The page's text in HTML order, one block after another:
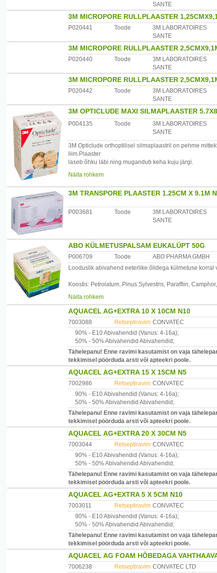
SANTE
3M MICROPORE RULLPLAASTER
P020441 Toode
3M LABORATOIRES
SANTE
3M MICROPORE RULLPLAASTER
P020440 Toode
3M LABORATOIRES
SANTE
3M MICROPORE RULLPLAASTER
P020442 Toode
3M LABORATOIRES
SANTE
3M OPTICLUDE MAXI SILMAPLAASTER
P004135 Toode
3M LABORATOIRES
SANTE
3M Opticlude orthoptilisel silmaplaastril on pehme
liim.Plaaster
laseb õhku läbi ning mugandub keha kuju järgi.
Ettevaatusabinõud:3M Opticlude orthoptilise
seda ei saa
kasutada eesmärgipäraselt.
Päritolumaa:Poola
Maaletooja:3M Branch Office, Mustamäe tee 4, Tallinn,
Näita rohkem
3M TRANSPORE PLAASTER 1.25CM X 9.1M
P003681 Toode
3M LABORATOIRES
SANTE
ABO KÜLMETUSPALSAM EUKALÜPT 50G
P006709 Toode
ABO PHARMA GMBH
Looduslik abivahend eeterlike õlidega külmetuse korral
Koostis: Petrolatum, Pinus Sylvestris, Paraffiin,
Kasutamine: Täiskasvanutel ja noorukitel alates
palsamit (pähklisuurune hulk) rinnale ja seljale.
Kui 4-5 päeva kasutamise järel enesetunne ei parane,
Hoiatused: Mitte kasutada imikutele,väikelastele ja
kahjustatud nahale;astma ja läkaköha korral.
Vältida sattumist silma ja limaskestadele!Ninal ja
bronhiaalspasmid võivad tugevneda.Kõrvaltoimete
kasutamiskõlblik 2 kuud.
Tootjamaa: Saksamaa
Maaletooja: AS Paira , Pae 8, Tallinn
Näita rohkem
AQUACEL AG+EXTRA 10 X 10CM N10
7003088 Retseptiravim CONVATEC
90% - E10Abivahendid (Vanus: 4-16a);
50% - 50% Abivahendid Abivahendid ;
Tähelepanu! Enne ravimi kasutamist on vaja
tekkimisel pöörduda arsti või apteekri poole.
AQUACEL AG+EXTRA 15 X 15CM N5
7002986 Retseptiravim CONVATEC
90% - E10Abivahendid (Vanus: 4-16a);
50% - 50% Abivahendid Abivahendid ;
Tähelepanu! Enne ravimi kasutamist on vaja
tekkimisel pöörduda arsti või apteekri poole.
AQUACEL AG+EXTRA 20 X 30CM N5
7003044 Retseptiravim CONVATEC
90% - E10Abivahendid (Vanus: 4-16a);
50% - 50% Abivahendid Abivahendid ;
Tähelepanu! Enne ravimi kasutamist on vaja
tekkimisel pöörduda arsti või apteekri poole.
AQUACEL AG+EXTRA 5 X 5CM N10
7003011 Retseptiravim CONVATEC
90% - E10Abivahendid (Vanus: 4-16a);
50% - 50% Abivahendid Abivahendid ;
Tähelepanu! Enne ravimi kasutamist on vaja
tekkimisel pöörduda arsti või apteekri poole.
AQUACEL AG FOAM HÕBEDAGA
7006238 Retseptiravim CONVATEC LTD